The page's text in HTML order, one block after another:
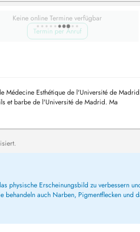
Keine online Termine verfügbar
Termin per Anruf
Médecine Esthétique de l'Université de
et barbe de l'Université de Madrid. Ma
physische Erscheinungsbild zu verbessern
auch Narben, Pigmentflecken